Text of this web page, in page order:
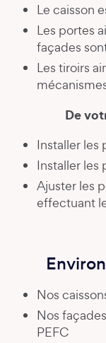
Le caisson
Les portes
façades
Les tiroirs
De
Installer les
Installer les
Ajuster les
effectuant
Nos
Nos
PEFC